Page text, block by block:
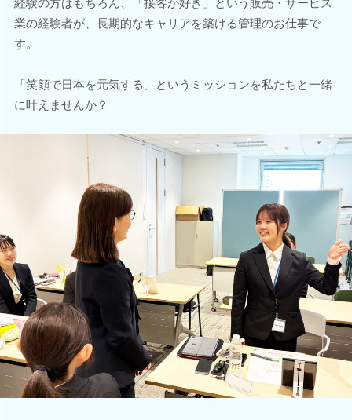
業の経験者が、長期的なキャリアを築ける管理のお仕事で
す。
「笑顔で日本を元気する」というミッションを私たちと一緒
に叶えませんか？